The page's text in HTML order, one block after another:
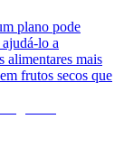
plano pode
lo a
alimentares mais
frutos secos que